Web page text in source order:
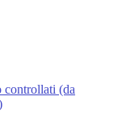
(da